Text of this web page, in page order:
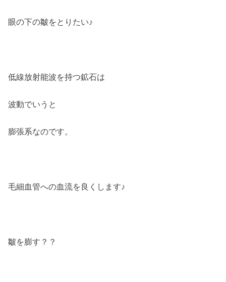
眼の下の皺をとりたい♪
低線放射能波を持つ鉱石は
波動でいうと
膨張系なのです。
毛細血管への血流を良くします♪
皺を膨す？？